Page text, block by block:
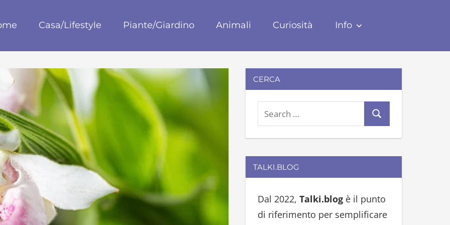
Casa/Lifestyle Piante/Giardino Animali Curiosità Info
CERCA
e
a
r
c
f
o
e
c
TALKI.BLOG
Dal 2022, Talki.blogè il punto
di riferimento per semplificare